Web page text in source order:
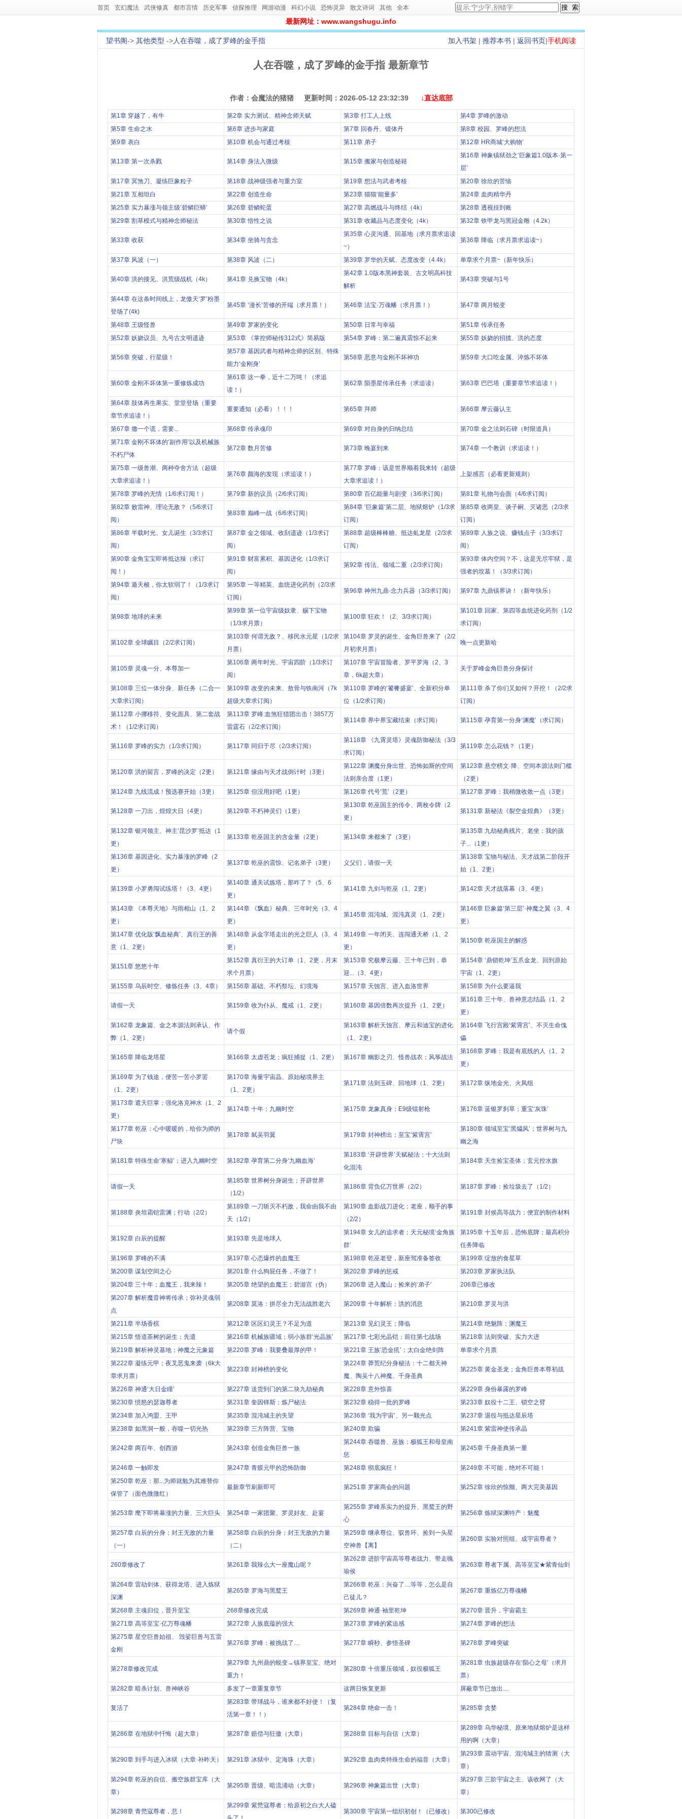
首页 玄幻魔法 武侠修真 都市言情 历史军事 侦探推理 网游动漫 科幻小说 恐怖灵异 散文诗词 其他 全本
最新网址：www.wangshugu.info
加入书架 | 推荐本书 | 返回书页|手机阅读
望书阁-> 其他类型 ->人在吞噬，成了罗峰的金手指
人在吞噬，成了罗峰的金手指 最新章节
作者：会魔法的猪猪 更新时间：2026-05-12 23:32:39 ↓直达底部
第1章 穿越了，有牛 第2章 实力测试、精神念师天赋 第3章 打工人上线
第4章 罗峰的激动
第5章 生命之水
第6章 进步与家庭 第7章 回春丹、锻体丹
第8章 校园、罗峰的想法
第9章 表白
第10章 机会与通过考核 第11章 弟子 第12章 HR商城‘大购物’
第13章 第一次杀戮 第14章 身法入微级 第15章 搬家与创造秘籍
第16章 神象镇狱劲之‘巨象篇1.0版本·第一
层’
第17章 冥煞刀、凝练巨象粒子
第18章 战神级强者与重力室 第19章 想法与武者考核
第20章 徐欣的苦恼
第21章 互相坦白
第22章 创造生命 第23章 猫猫‘能量多’
第24章 血肉精华丹
第25章 实力暴涨与领主级‘碧鳞巨蟒’
第26章 碧鳞蛇蛋 第27章 高燃战斗与终结（4k）
第28章 透视挂到账
第29章 割草模式与精神念师秘法
第30章 悟性之说 第31章 收藏品与态度变化（4k） 第32章 铁甲龙与黑冠金雕（4.2k）
第33章 收获 第34章 坐骑与贪念
第35章 心灵沟通、回基地（求月票求追读
~）
第36章 降临（求月票求追读~）
第37章 风波（一） 第38章 风波（二） 第39章 罗华的天赋、态度改变（4.4k） 单章求个月票~（新年快乐）
第40章 洪的接见、洪荒级战机（4k） 第41章 兑换宝物（4k）
第42章 1.0版本黑神套装、古文明高科技
解析
第43章 突破与1号
第44章 在这条时间线上，龙傲天‘罗’粉墨
登场了(4k)
第45章 ‘漫长’苦修的开端（求月票！） 第46章 法宝·万魂幡（求月票！） 第47章 两月蜕变
第48章 王级怪兽 第49章 罗家的变化 第50章 日常与幸福
第51章 传承任务
第52章 妖娆议员、九号古文明遗迹
第53章 《掌控师秘传312式》简易版 第54章 罗峰：第二遍真震惊不起来 第55章 妖娆的招揽、洪的态度
第56章 突破，行星级！
第57章 基因武者与精神念师的区别、特殊
能力‘金刚身’
第58章 恶意与金刚不坏神功 第59章 大口吃金属、淬炼不坏体
第60章 金刚不坏体第一重修炼成功
第61章 这一拳，近十二万吨！（求追
读！）
第62章 陨墨星传承任务（求追读） 第63章 巴巴塔（重要章节求追读！）
第64章 肢体再生果实、堂堂登场（重要
章节求追读！）
重要通知（必看）！！！ 第65章 拜师 第66章 摩云藤认主
第67章 撒一个谎，需要... 第68章 传承魂印 第69章 对自身的归纳总结
第70章 金之法则石碑（时限道具）
第71章 金刚不坏体的‘副作用’以及机械族
不朽尸体
第72章 数月苦修 第73章 晚宴到来 第74章 一个教训（求追读！）
第75章 一级兽潮、两种夺舍方法（超级
大章求追读！）
第76章 颜海的发现（求追读！）
第77章 罗峰：该是世界顺着我来转（超级
大章求追读！）
上架感言（必看更新规则）
第78章 罗峰的无情（1/6求订阅！） 第79章 新的议员（2/6求订阅） 第80章 百亿能量与剧变（3/6求订阅）
第81章 礼物与会面（4/6求订阅）
第82章 败雷神、理论无敌？（5/6求订
阅）
第83章 巅峰一战（6/6求订阅）
第84章 ‘巨象篇’第二层、地狱熔炉（1/3求
订阅）
第85章 收两皇、谈子嗣、灭诸恶（2/3求
订阅）
第86章 半载时光、女儿诞生（3/3求订
阅）
第87章 金之领域、收刮遗迹（1/3求订
阅）
第88章 超级棒棒糖、抵达虬龙星（2/3求
订阅）
第89章 人族之说、赚钱点子（3/3求订
阅）
第90章 金角宝宝即将抵达辣（求订
阅！）
第91章 财富累积、基因进化（1/3求订
阅）
第92章 传法、领域二重（2/3求订阅）
第93章 体内空间？不，这是无尽牢狱，是
强者的坟墓！（3/3求订阅）
第94章 遁天梭，你太软弱了！（1/3求订
阅）
第95章 一等精英、血统进化药剂（2/3求
订阅）
第96章 神州九鼎·念力兵器（3/3求订阅） 第97章 九鼎镇界诀！（新年快乐）
第98章 地球的未来
第99章 第一位宇宙级奴隶、赐下宝物
（1/3求月票）
第100章 狂欢！（2、3/3求订阅）
第101章 回家、第四等血统进化药剂（1/2
求订阅）
第102章 全球瞩目（2/2求订阅）
第103章 何谓无敌？、移民水元星（1/2求
月票）
第104章 罗灵的诞生、金角巨兽来了（2/2
月初求月票）
晚一点更新哈
第105章 灵魂一分、本尊加一
第106章 两年时光、宇宙四阶（1/3求订
阅）
第107章 宇宙冒险者、罗平罗海（2、3
章，6k超大章）
关于罗峰金角巨兽分身探讨
第108章 三位一体分身、新任务（二合一
大章求订阅）
第109章 改变的未来、敖骨与铁南河（7k
超级大章求订阅）
第110章 罗峰的‘饕餮盛宴’、全新积分单
位（1/2求订阅）
第111章 杀了你们又如何？开挖！（2/2求
订阅）
第112章 小挪移符、变化面具、第二套战
术！（1/2求订阅）
第113章 罗峰:血煞狂猎团出击！3857万
雷霆石（2/2求订阅）
第114章 界中界宝藏结束（求订阅） 第115章 孕育第一分身‘渊魔’（求订阅）
第116章 罗峰的实力（1/3求订阅） 第117章 同归于尽（2/3求订阅）
第118章 《九霄灵塔》灵魂防御秘法（3/3
求订阅）
第119章 怎么花钱？（1更）
第120章 洪的留言，罗峰的决定（2更） 第121章 缘由与天才战倒计时（3更）
第122章 渊魔分身出世、恐怖如斯的空间
法则亲合度（1更）
第123章 悬空榜文·降、空间本源法则门槛
（2更）
第124章 九线流成！预选赛开始（3更）
第125章 但没用好吧（1更） 第126章 代号‘荒’（2更） 第127章 罗峰：我稍微收敛一点（3更）
第128章 一刀出，煌煌大日（4更） 第129章 不朽神灵们（1更）
第130章 乾巫国主的传令、两枚令牌（2
更）
第131章 新秘法《裂空金煌典》（3更）
第132章 银河领主、神主‘昆沙罗’抵达（1
更）
第133章 乾巫国主的含金量（2更） 第134章 来都来了（3更）
第135章 九劫秘典残片、老坐：我的孩
子...（1更）
第136章 基因进化、实力暴涨的罗峰（2
更）
第137章 乾巫的震惊、记名弟子（3更） 义父们，请假一天
第138章 宝物与秘法、天才战第二阶段开
始（1、2更）
第139章 小罗勇闯试练塔！（3、4更）
第140章 通关试炼塔，那咋了？（5、6
更）
第141章 九剑与乾巫（1、2更） 第142章 天才战落幕（3、4更）
第143章 《本尊天地》与雨相山（1、2
更）
第144章 《飘血》秘典、三年时光（3、4
更）
第145章 混沌城、混沌真灵（1、2更）
第146章 巨象篇‘第三层’·神魔之翼（3、4
更）
第147章 优化版‘飘血秘典’、真衍王的善
意（1、2更）
第148章 从金字塔走出的光之巨人（3、4
更）
第149章 一年闭关、连闯通天桥（1、2
更）
第150章 乾巫国主的解惑
第151章 悠悠十年
第152章 真衍王的大订单（1、2更，月末
求个月票）
第153章 究极摩云藤、三十年已到，恭
迎...（3、4更）
第154章 ‘鼎锁乾坤’五爪金龙、回到原始
宇宙（1、2更）
第155章 乌辰时空、修炼任务（3、4章）
第156章 基础、不朽祭坛、幻境海 第157章 天蚀宫、进入血洛世界 第158章 为什么要逼我
请假一天 第159章 收为仆从、魔戒（1、2更） 第160章 基因倍数再次提升（1、2更）
第161章 三十年、兽神意志结晶（1、2
更）
第162章 龙象篇、金之本源法则承认、作
弊（1、2更）
请个假
第163章 解析天蚀宫、摩云和迪宝的进化
（1、2更）
第164章 飞行宫殿‘紫霄宫’、不灭生命傀
儡
第165章 降临龙塔星 第166章 太虚苍龙；疯狂捕捉（1、2更） 第167章 幽影之刃、怪兽战衣；风筝战法
第168章 罗峰：我是有底线的人（1、2
更）
第169章 为了钱途，便苦一苦小罗罢
（1、2更）
第170章 海量宇宙晶、原始秘境界主
（1、2更）
第171章 法则玉碑、回地球（1、2更） 第172章 纵地金光、火凤组
第173章 遮天巨掌；强化洛克神水（1、2
更）
第174章 十年；九幽时空 第175章 龙象真身；E9级镭射枪 第176章 蓝银罗刹草；重宝‘灰珠’
第177章 乾巫：心中暖暖的，给你为师的
尸块
第178章 弑吴羽翼 第179章 封神榜出；至宝‘紫霄宫’
第180章 领域至宝‘黑爞风’；世界树与九
幽之海
第181章 特殊生命‘寒鲸’；进入九幽时空 第182章 孕育第二分身‘九幽血海’
第183章 ‘开辟世界’天赋秘法；十大法则
化混沌
第184章 天生捡宝圣体；玄元控水旗
请假一天
第185章 世界树分身诞生；开辟世界
（1/2）
第186章 背负亿万世界（2/2） 第187章 罗峰：捡垃圾去了（1/2）
第188章 炎坦霜铠雷渊；行动（2/2）
第189章 一刀斩灭不朽敌，我命由我不由
天（1/2）
第190章 血影战刀进化；老座，顺手的事
（2/2）
第191章 封侯高等战力；便宜的制作材料
第192章 白辰的提醒 第193章 先是地球人
第194章 女儿的追求者；天元秘境‘金角族
群’
第195章 十五年后，恐怖底牌；最高积分
任务降临
第196章 罗峰的不满
第197章 心态爆炸的血魔王 第198章 乾巫老登，新座驾准备签收
第199章 绽放的食星草
第200章 谋划空间之心
第201章 什么狗屁任务，不做了！ 第202章 罗峰的惩戒
第203章 罗家执法队
第204章 三十年；血魔王，我来辣！
第205章 绝望的血魔王；碧游宫（伪） 第206章 进入魔山；捡来的‘弟子’
206章已修改
第207章 解析魔音神将传承；弥补灵魂弱
点
第208章 莫洛：拼尽全力无法战胜老六 第209章 十年解析；洪的消息 第210章 罗灵与洪
第211章 半场香槟 第212章 区区幻灵王？不足为道 第213章 见幻灵王；降临
第214章 绝魅阵；渊魔王
第215章 悟道茶树的诞生；先遣
第216章 机械族疆域；弱小族群‘光晶族’ 第217章 七彩光晶铠；前往第七战场
第218章 法则突破、实力大进
第219章 解析神灵基地；神魔之元象篇
第220章 罗峰：我要叠最厚的甲！ 第221章 王族‘恐金犼’；太白金绝剑阵
单章求个月票
第222章 凝练元甲；夜叉恶鬼来袭（6k大
章求月票）
第223章 封神榜的变化
第224章 莽荒纪分身秘法：十二都天神
魔、陶吴十八神魔、千身圣典
第225章 黄金圣龙；金角巨兽本尊初战
第226章 神通‘大日金瞳’ 第227章 送货到门的第二块九劫秘典 第228章 意外惊喜
第229章 身份暴露的罗峰
第230章 愤怒的瑟迦尊者
第231章 奎因铎斯；炼尸秘法 第232章 稳得一批的罗峰
第233章 奴役十二王、锁空之臂
第234章 加入鸿盟、王甲
第235章 混沌城主的失望 第236章 ‘我为宇宙’、另一颗光点
第237章 退役与抵达星辰塔
第238章 如黑洞一般，吞噬一切光热
第239章 三方阵营、宝物 第240章 欺骗 第241章 紫雷神使传承晶
第242章 两百年、创西游 第243章 创造金角巨兽一族
第244章 吞噬兽、巫族；极狐王和母皇南
惩
第245章 千身圣典第一重
第246章 一触即发 第247章 青膜元甲的恐怖防御 第248章 彻底疯狂！
第249章 不可能，绝对不可能！
第250章 乾巫：那...为师就勉为其难替你
保管了（面色微微红）
最新章节刷新即可 第251章 罗家商会的问题 第252章 徐欣的惊颤、两大完美基因
第253章 麾下即将暴涨的力量、三大巨头 第254章 一家团聚、罗灵好友、赴宴
第255章 罗峰系实力的提升、黑鹫王的野
心
第256章 炼狱深渊特产：魅魔
第257章 白辰的分身；封王无敌的力量
（一）
第258章 白辰的分身；封王无敌的力量
（二）
第259章 继承尊位、驭兽环、捡到一头星
空神兽【离】
第260章 实验对照组、成宇宙尊者？
260章修改了 第261章 我辣么大一座魔山呢？
第262章 进阶宇宙高等尊者战力、带走魄
瑜侯
第263章 尊者下属、高等至宝★紫青仙剑
第264章 雷劫剑体、获得龙塔、进入炼狱
深渊
第265章 罗海与黑鹫王
第266章 乾巫：兴奋了....等等，怎么是自
己徒儿？
第267章 重炼亿万尊魂幡
第268章 主魂归位，晋升至宝 268章修改完成 第269章 神通·袖里乾坤
第270章 晋升，宇宙霸主
第271章 高等至宝·亿万尊魂幡
第272章 人族底蕴的强大 第273章 罗峰的紧迫感
第274章 罗峰的想法
第275章 星空巨兽始祖、 毁娑巨兽与五雷
金刚
第276章 罗峰：被挑战了.... 第277章 瞬秒、参悟圣碑 第278章 罗峰突破
第278章修改完成
第279章 九州鼎的蜕变→镇界至宝、绝对
重力！
第280章 十倍重压领域，奴役极狐王
第281章 虫族超级存在‘陨心之母’（求月
票）
第282章 暗杀计划、兽神峡谷
多发了一章重复章节 这两日恢复更新 屏蔽章节已放出....
复活了
第283章 带球战斗，谁来都不好使！（复
活第一章！！）
第284章 绝命一击！ 第285章 贪婪
第286章 在地狱中忏悔（超大章） 第287章 赔偿与狂傲（大章） 第288章 目标与自信（大章）
第289章 乌华秘境、原来地狱熔炉是这样
用的啊（大章）
第290章 到手与进入冰狱（大章·补昨天） 第291章 冰狱中、定海珠（大章） 第292章 血肉类特殊生命的福音（大章）
第293章 震动宇宙、混沌城主的猜测（大
章）
第294章 乾巫的自信、搬空族群宝库（大
章）
第295章 晋级、暗流涌动（大章） 第296章 神象篇出世（大章）
第297章 三阶宇宙之主、该收网了（大
章）
第298章 青兠寇尊者，悲！
第299章 紫兠寇尊者：给原初之白大人磕
第300章 宇宙第一组织初创！（已修改） 第300已修改